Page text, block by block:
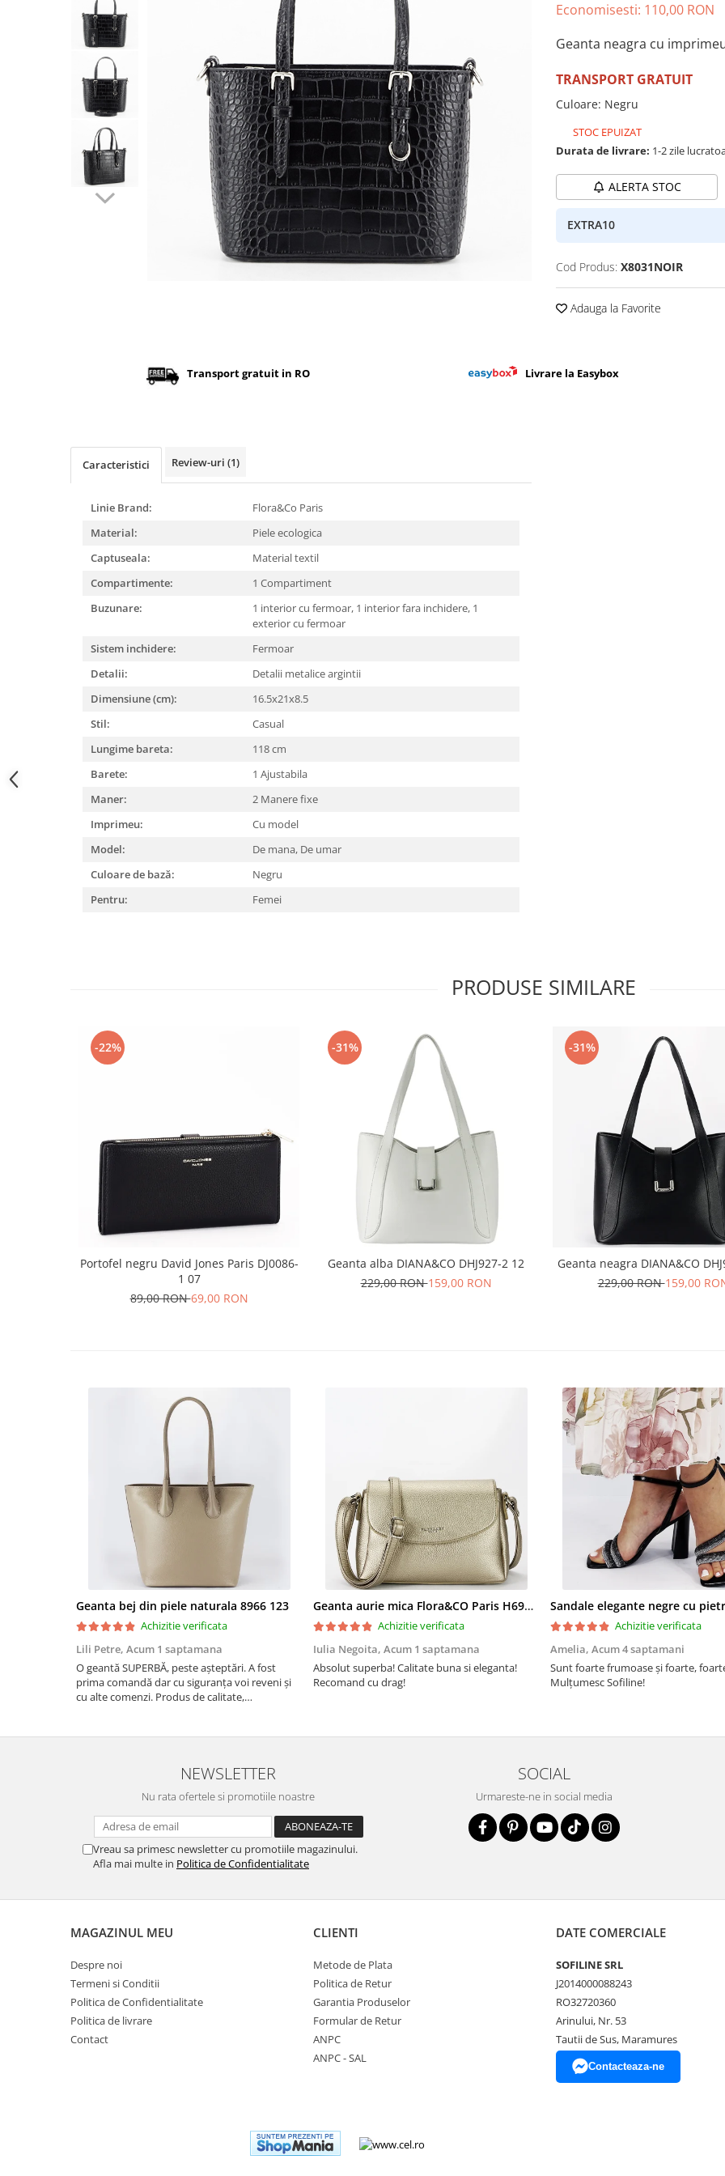
Incaltamine primavara-vara piele
Imbracaminte
Camasi si topuri
Blugi si pantaloni
Pulovere si cardigane
Incaltaminte toamna-iarna piele
Economisesti: 110,00 RON
Geanta neagra cu
TRANSPORT GRATUIT
Culoare: Negru
STOC EPUIZAT
Durata de livrare: 1-2 zile
ALERTA STOC
EXTRA10
Cod Produs: X8031NOIR
Adauga la Favorite
Transport gratuit in RO Livrare la Easybox
Caracteristici Review-uri (1)
Linie Brand:
Flora&Co Paris
Material:
Piele ecologica
Captuseala:
Material textil
Compartimente:
1 Compartiment
Buzunare:
1 interior cu fermoar, 1 interior fara inchidere, 1
exterior cu fermoar
Sistem inchidere:
Fermoar
Detalii:
Detalii metalice argintii
Dimensiune (cm):
16.5x21x8.5
Stil:
Casual
Lungime bareta:
118 cm
Barete:
1 Ajustabila
Maner:
2 Manere fixe
Imprimeu:
Cu model
Model:
De mana, De umar
Culoare de bază:
Negru
Pentru:
Femei
PRODUSE SIMILARE
-22%
Portofel negru David Jones Paris DJ0086-
1 07
89,00 RON69,00 RON
-31%
Geanta alba DIANA&CO DHJ927-2 12
229,00 RON159,00 RON
-31%
Geanta neagra DIANA&CO
229,00 RON159,00
Geanta bej din piele naturala 8966 123
Achizitie verificata
Lili Petre, Acum 1 saptamana
O geantă SUPERBĂ, peste așteptări. A fost
prima comandă dar cu siguranța voi reveni și
cu alte comenzi. Produs de calitate,
SOFILINE!!!
Geanta aurie mica Flora&CO Paris H6930 16
Achizitie verificata
Iulia Negoita, Acum 1 saptamana
Absolut superba! Calitate buna si eleganta!
Recomand cu drag!
Achizitie verificata
Amelia, Acum 4 saptamani
Sunt foarte frumoase şi foarte,
Mulţumesc Sofiline!
NEWSLETTER
Nu rata ofertele si promotiile noastre
Vreau sa primesc newsletter cu promotiile magazinului.
Afla mai multe in Politica de Confidentialitate
SOCIAL
Urmareste-ne in social media
MAGAZINUL MEU
Despre noi
Termeni si Conditii
Politica de Confidentialitate
Politica de livrare
Contact
CLIENTI
Metode de Plata
Politica de Retur
Garantia Produselor
Formular de Retur
ANPC
ANPC - SAL
DATE COMERCIALE
SOFILINE SRL
J2014000088243
RO32720360
Arinului, Nr. 53
Tautii de Sus, Maramures
Contacteaza-ne